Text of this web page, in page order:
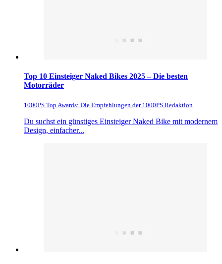
Top 10 Einsteiger Naked Bikes 2025 – Die besten
Motorräder
1000PS Top Awards: Die Empfehlungen der 1000PS Redaktion
Du suchst ein günstiges Einsteiger Naked Bike mit modernem
Design, einfacher...